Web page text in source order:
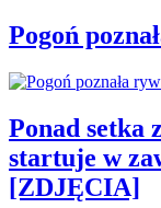
Pogoń
Ponad setka
startuje w
[ZDJĘCIA]